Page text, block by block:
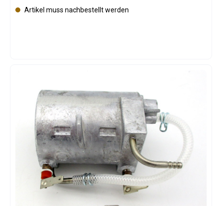
Artikel muss nachbestellt werden